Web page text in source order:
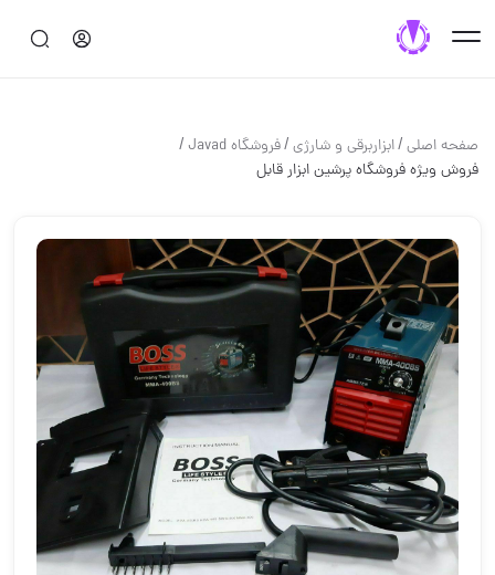
صفحه اصلی/ابزاربرقی و شارژی/فروشگاه Javad /
فروش ویژه فروشگاه پرشین ابزار قابل